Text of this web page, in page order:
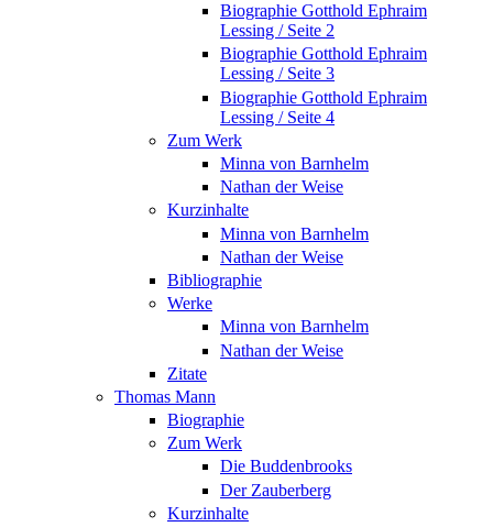
Biographie Gotthold Ephraim
Lessing / Seite 2
Biographie Gotthold Ephraim
Lessing / Seite 3
Biographie Gotthold Ephraim
Lessing / Seite 4
Zum Werk
Minna von Barnhelm
Nathan der Weise
Kurzinhalte
Minna von Barnhelm
Nathan der Weise
Bibliographie
Werke
Minna von Barnhelm
Nathan der Weise
Zitate
Thomas Mann
Biographie
Zum Werk
Die Buddenbrooks
Der Zauberberg
Kurzinhalte